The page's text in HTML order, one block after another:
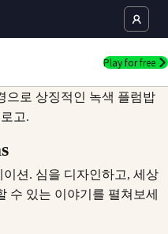
Play for free
션. 심을 디자인하고, 세상
수 있는 이야기를 펼쳐보세